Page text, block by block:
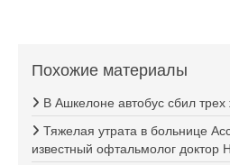
Похожие материалы
В Ашкелоне автобус сбил
Тяжелая утрата в больнице
известный офтальмолог доктор